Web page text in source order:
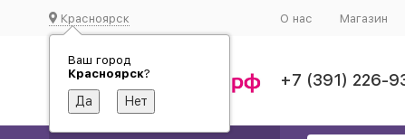
Красноярск
Ваш город
Красноярск?
О нас Магазин
+7 (391) 226-